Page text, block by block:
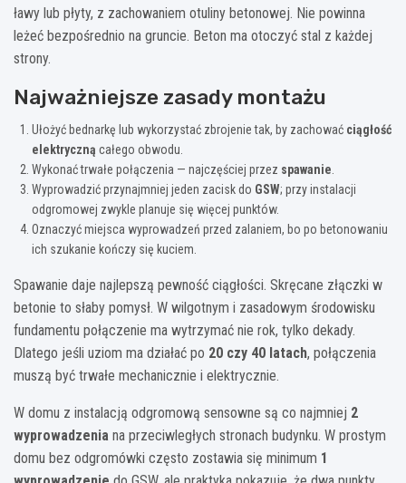
ławy lub płyty, z zachowaniem otuliny betonowej. Nie powinna
leżeć bezpośrednio na gruncie. Beton ma otoczyć stal z każdej
strony.
Najważniejsze zasady montażu
Ułożyć bednarkę lub wykorzystać zbrojenie tak, by zachować ciągłość
elektryczną całego obwodu.
Wykonać trwałe połączenia — najczęściej przez spawanie
Wyprowadzić przynajmniej jeden zacisk do GSW; przy instalacji
odgromowej zwykle planuje się więcej punktów.
Oznaczyć miejsca wyprowadzeń przed zalaniem, bo po betonowaniu
ich szukanie kończy się kuciem.
Spawanie daje najlepszą pewność ciągłości. Skręcane złączki w
betonie to słaby pomysł. W wilgotnym i zasadowym środowisku
fundamentu połączenie ma wytrzymać nie rok, tylko dekady.
Dlatego jeśli uziom ma działać po 20 czy 40 latach, połączenia
muszą być trwałe mechanicznie i elektrycznie.
W domu z instalacją odgromową sensowne są co najmniej 2
wyprowadzenia na przeciwległych stronach budynku. W prostym
domu bez odgromówki często zostawia się minimum 1